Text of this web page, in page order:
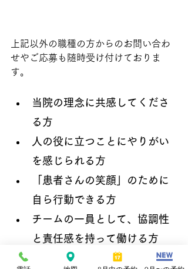
上記以外の職種の方からのお問い合わ
せやご応募も随時受け付けておりま
す。
当院の理念に共感してくださ
る方
人の役に立つことにやりがい
を感じられる方
「患者さんの笑顔」のために
自ら行動できる方
チームの一員として、協調性
と責任感を持って働ける方
自責思考・素直さ・成長意欲